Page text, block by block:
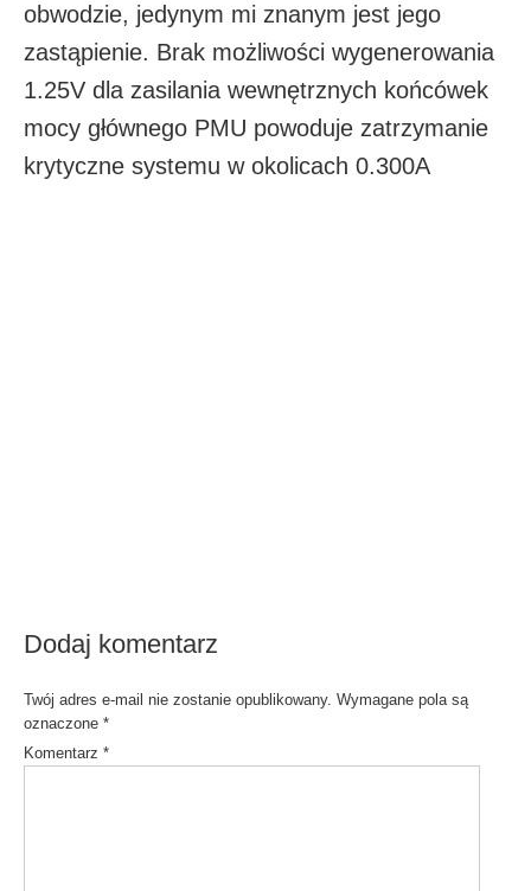
obwodzie, jedynym mi znanym jest jego
zastąpienie. Brak możliwości wygenerowania
1.25V dla zasilania wewnętrznych końcówek
mocy głównego PMU powoduje zatrzymanie
krytyczne systemu w okolicach 0.300A
Dodaj komentarz
Twój adres e-mail nie zostanie opublikowany. Wymagane pola są
oznaczone *
Komentarz *